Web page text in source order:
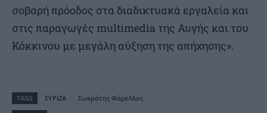
σοβαρή πρόοδος στα διαδικτυακά εργαλεία και
στις παραγωγές multimedia της Αυγής και του
Κόκκινου με μεγάλη αύξηση της απήχησης».
TAGS ΣΥΡΙΖΑ
Σωκράτης Φάμελλος